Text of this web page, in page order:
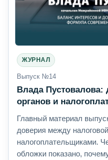
ЖУРНАЛ
Выпуск №14
Влада Пустовалова:
органов и
Главный материал
доверия между
налогоплательщиками.
обложки показано,